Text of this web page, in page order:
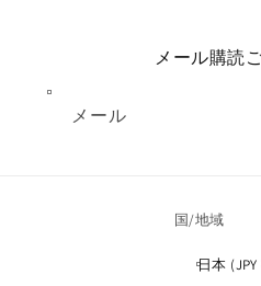
メール購読
メール
国/地域
日本 (JPY